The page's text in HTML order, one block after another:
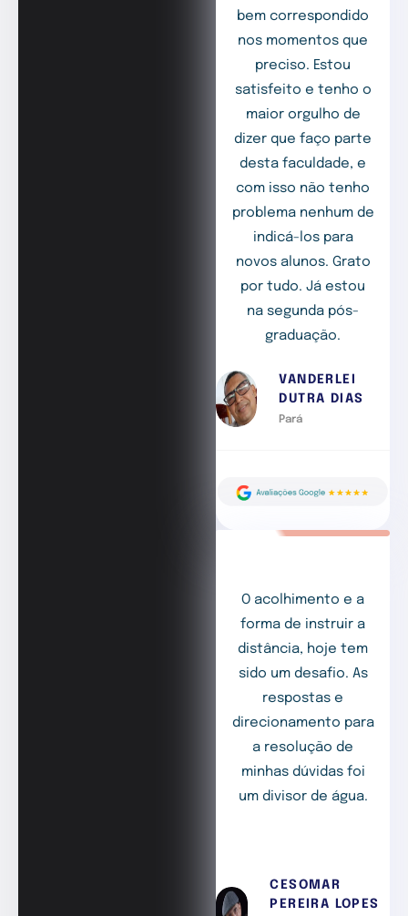
bem correspondido
nos momentos que
preciso. Estou
satisfeito e tenho o
maior orgulho de
dizer que faço parte
desta faculdade, e
com isso não tenho
problema nenhum de
indicá-los para
novos alunos. Grato
por tudo. Já estou
na segunda pós-
graduação.
VANDERLEI
DUTRA DIAS
Pará
O acolhimento e a
forma de instruir a
distância, hoje tem
sido um desafio. As
respostas e
direcionamento para
a resolução de
minhas dúvidas foi
um divisor de água.
CESOMAR
PEREIRA LOPES